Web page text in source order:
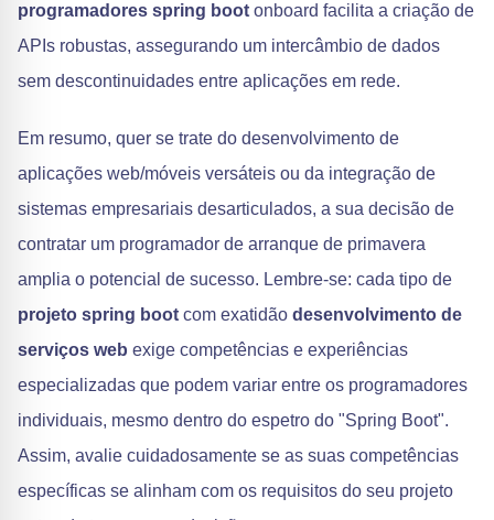
programadores spring boot onboard facilita a criação de
APIs robustas, assegurando um intercâmbio de dados
sem descontinuidades entre aplicações em rede.
Em resumo, quer se trate do desenvolvimento de
aplicações web/móveis versáteis ou da integração de
sistemas empresariais desarticulados, a sua decisão de
contratar um programador de arranque de primavera
amplia o potencial de sucesso. Lembre-se: cada tipo de
projeto spring boot com exatidão desenvolvimento de
serviços web exige competências e experiências
especializadas que podem variar entre os programadores
individuais, mesmo dentro do espetro do "Spring Boot".
Assim, avalie cuidadosamente se as suas competências
específicas se alinham com os requisitos do seu projeto